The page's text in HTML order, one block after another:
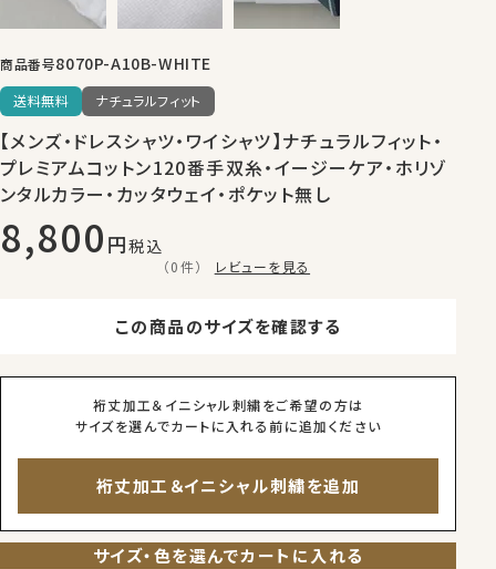
商品番号8070P-A10B-WHITE
送料無料 ナチュラルフィット
【メンズ・ドレスシャツ・ワイシャツ】ナチュラルフィット・
プレミアムコットン120番手双糸・イージーケア・ホリゾ
ンタルカラー・カッタウェイ・ポケット無し
8,800 税込
（0件） レビューを見る
この商品のサイズを確認する
裄丈加工＆イニシャル刺繍をご希望の方は
サイズを選んでカートに入れる前に追加ください
裄丈加工＆イニシャル刺繍を追加
サイズ・色を選んでカートに入れる